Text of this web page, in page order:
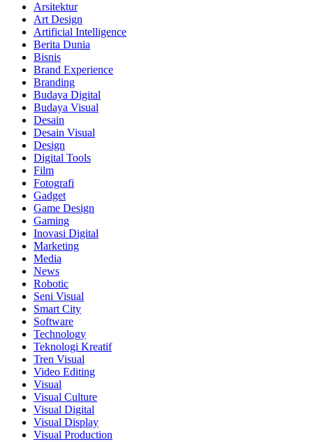
Arsitektur
Art Design
Artificial Intelligence
Berita Dunia
Bisnis
Brand Experience
Branding
Budaya Digital
Budaya Visual
Desain
Desain Visual
Design
Digital Tools
Film
Fotografi
Gadget
Game Design
Gaming
Inovasi Digital
Marketing
Media
News
Robotic
Seni Visual
Smart City
Software
Technology
Teknologi Kreatif
Tren Visual
Video Editing
Visual
Visual Culture
Visual Digital
Visual Display
Visual Production